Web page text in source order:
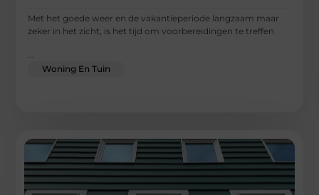
Met het goede weer en de vakantieperiode langzaam maar
zeker in het zicht, is het tijd om voorbereidingen te treffen
Woning En Tuin